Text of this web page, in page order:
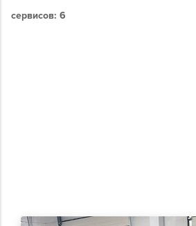
сервисов: 6